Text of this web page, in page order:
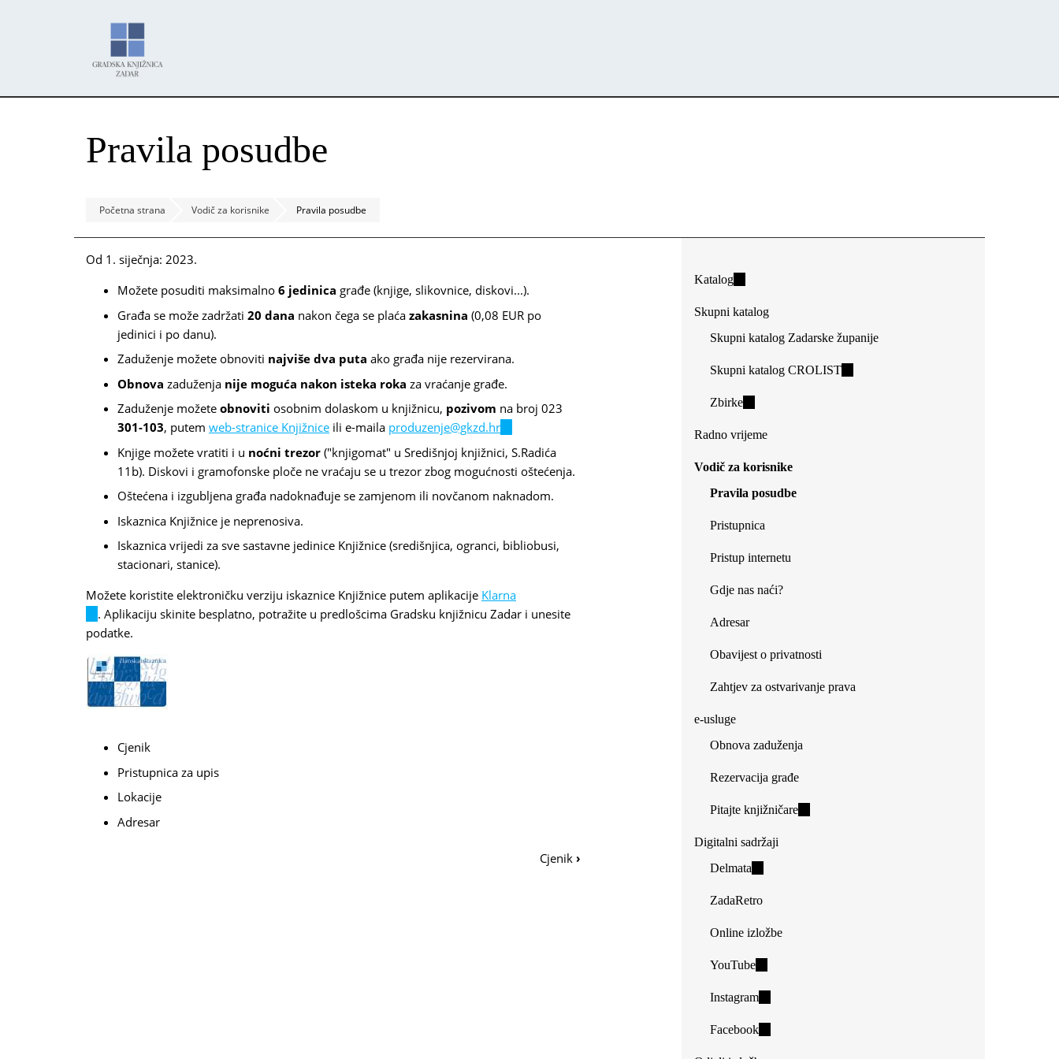
Pravila posudbe
Početna strana Vodič za korisnike Pravila posudbe
Od 1. siječnja: 2023.
Možete posuditi maksimalno 6 jedinica građe (knjige, slikovnice, diskovi...).
Građa se može zadržati 20 dana nakon čega se plaća zakasnina (0,08 EUR po
jedinici i po danu).
Zaduženje možete obnoviti najviše dva puta ako građa nije rezervirana.
Obnova zaduženja nije moguća nakon isteka roka za vraćanje građe.
Zaduženje možete obnoviti osobnim dolaskom u knjižnicu, pozivom na broj 023
301-103, putem web-stranice Knjižnice ili e-maila produzenje@gkzd.hr
sends
Knjige možete vratiti i u noćni trezor ("knjigomat" u Središnjoj knjižnici, S.Radića
11b). Diskovi i gramofonske ploče ne vraćaju se u trezor zbog mogućnosti oštećenja.
Oštećena i izgubljena građa nadoknađuje se zamjenom ili novčanom naknadom.
Iskaznica Knjižnice je neprenosiva.
Iskaznica vrijedi za sve sastavne jedinice Knjižnice (središnjica, ogranci, bibliobusi,
stacionari, stanice).
Možete koristite elektroničku verziju iskaznice Knjižnice putem aplikacije Klarna
(link
is
external)
. Aplikaciju skinite besplatno, potražite u predlošcima Gradsku knjižnicu Zadar i unesite
podatke.
Cjenik
Pristupnica za upis
Lokacije
Adresar
Cjenik ›
Katalog(link
external)
Skupni katalog
Skupni katalog Zadarske županije
Skupni katalog CROLIST(link
Zbirke(link
external)
Radno vrijeme
Vodič za korisnike
Pravila posudbe
Pristupnica
Pristup internetu
Gdje nas naći?
Adresar
Obavijest o privatnosti
Zahtjev za ostvarivanje prava
e-usluge
Obnova zaduženja
Rezervacija građe
Pitajte knjižničare(link
Digitalni sadržaji
Delmata
external)
ZadaRetro
Online izložbe
YouTube(link
external)
Instagram(link
external)
Facebook(link